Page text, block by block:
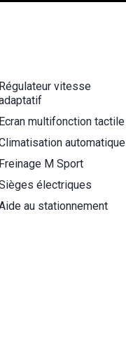
Régulateur vitesse
Ecran multifonction tactile
automatique
Freinage M Sport
électriques
au stationnement